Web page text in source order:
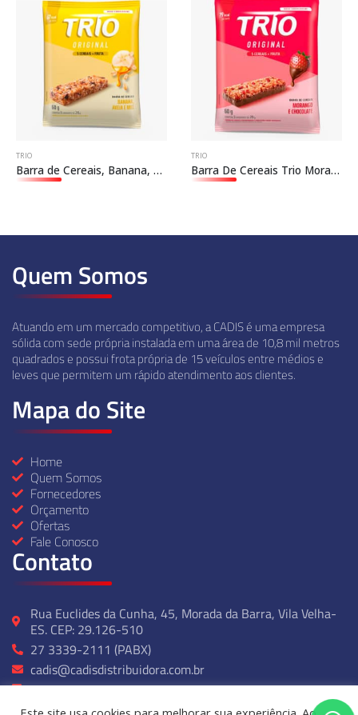
TRIO
Barra de Cereais, Banana, Aveia e Mel Trio
TRIO
Barra De Cereais Trio Morango e Chocolate
Quem Somos
Atuando em um mercado competitivo, a CADIS é uma empresa
sólida com sede própria instalada em uma área de 10,8 mil metros
quadrados e possui frota própria de 15 veículos entre médios e
leves que permitem um rápido atendimento aos clientes.
Mapa do Site
Home
Quem Somos
Fornecedores
Orçamento
Ofertas
Fale Conosco
Contato
Rua Euclides da Cunha, 45, Morada da Barra, Vila Velha-
ES. CEP: 29.126-510
27 3339-2111 (PABX)
cadis@cadisdistribuidora.com.br
27 99237-2314
Seg - Sexta: 07:00 ás 17:00